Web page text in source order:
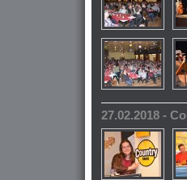
27.02.2018 -